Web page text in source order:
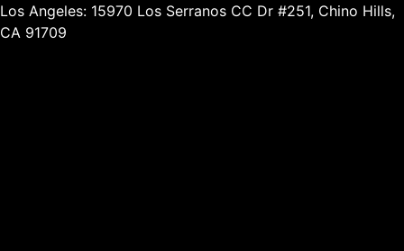
Los Angeles: 15970 Los Serranos CC Dr #251, Chino Hills,
CA 91709